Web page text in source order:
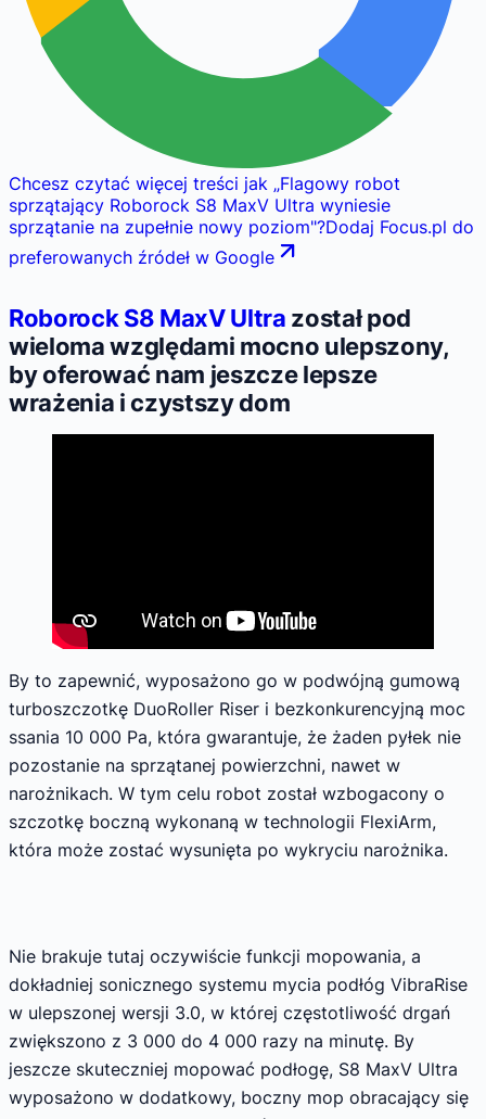
Chcesz czytać więcej treści jak „Flagowy robot
sprzątający Roborock S8 MaxV Ultra wyniesie
sprzątanie na zupełnie nowy poziom"?Dodaj Focus.pl do
preferowanych źródeł w Google
Roborock S8 MaxV Ultra został pod
wieloma względami mocno ulepszony,
by oferować nam jeszcze lepsze
wrażenia i czystszy dom
By to zapewnić, wyposażono go w podwójną gumową
turboszczotkę DuoRoller Riser i bezkonkurencyjną moc
ssania 10 000 Pa, która gwarantuje, że żaden pyłek nie
pozostanie na sprzątanej powierzchni, nawet w
narożnikach. W tym celu robot został wzbogacony o
szczotkę boczną wykonaną w technologii FlexiArm,
która może zostać wysunięta po wykryciu narożnika.
Nie brakuje tutaj oczywiście funkcji mopowania, a
dokładniej sonicznego systemu mycia podłóg VibraRise
w ulepszonej wersji 3.0, w której częstotliwość drgań
zwiększono z 3 000 do 4 000 razy na minutę. By
jeszcze skuteczniej mopować podłogę, S8 MaxV Ultra
wyposażono w dodatkowy, boczny mop obracający się